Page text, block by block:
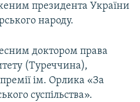
президента України
народу.
доктором права
(Туреччина),
ім. Орлика «За
суспільства».